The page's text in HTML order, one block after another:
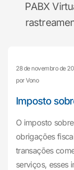
PABX
28 de novembro de
por Vono
Imposto
O imposto
obrigações
transações
serviços, esses